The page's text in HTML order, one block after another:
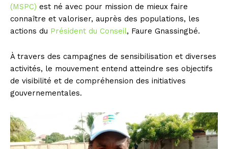
(MSPC) est né avec pour mission de mieux faire
connaître et valoriser, auprès des populations, les
actions du Président du Conseil, Faure Gnassingbé.
À travers des campagnes de sensibilisation et diverses
activités, le mouvement entend atteindre ses objectifs
de visibilité et de compréhension des initiatives
gouvernementales.